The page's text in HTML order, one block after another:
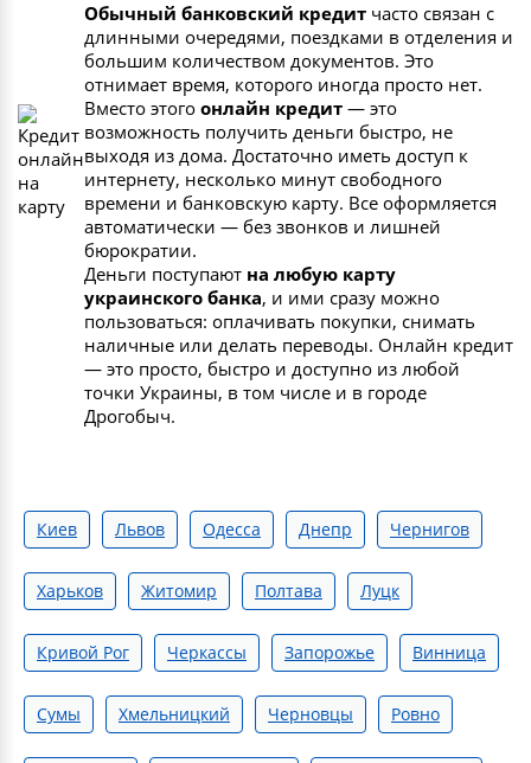
Обычный банковский кредит часто связан с
длинными очередями, поездками в отделения и
большим количеством документов. Это
отнимает время, которого иногда просто нет.
Вместо этого онлайн кредит — это
возможность получить деньги быстро, не
выходя из дома. Достаточно иметь доступ к
интернету, несколько минут свободного
времени и банковскую карту. Все оформляется
автоматически — без звонков и лишней
бюрократии.
Деньги поступают на любую карту
украинского банка, и ими сразу можно
пользоваться: оплачивать покупки, снимать
наличные или делать переводы. Онлайн кредит
— это просто, быстро и доступно из любой
точки Украины, в том числе и в городе
Дрогобыч.
Киев Львов Одесса Днепр Чернигов
Харьков Житомир Полтава Луцк
Кривой Рог Черкассы Запорожье Винница
Сумы Хмельницкий Черновцы Ровно